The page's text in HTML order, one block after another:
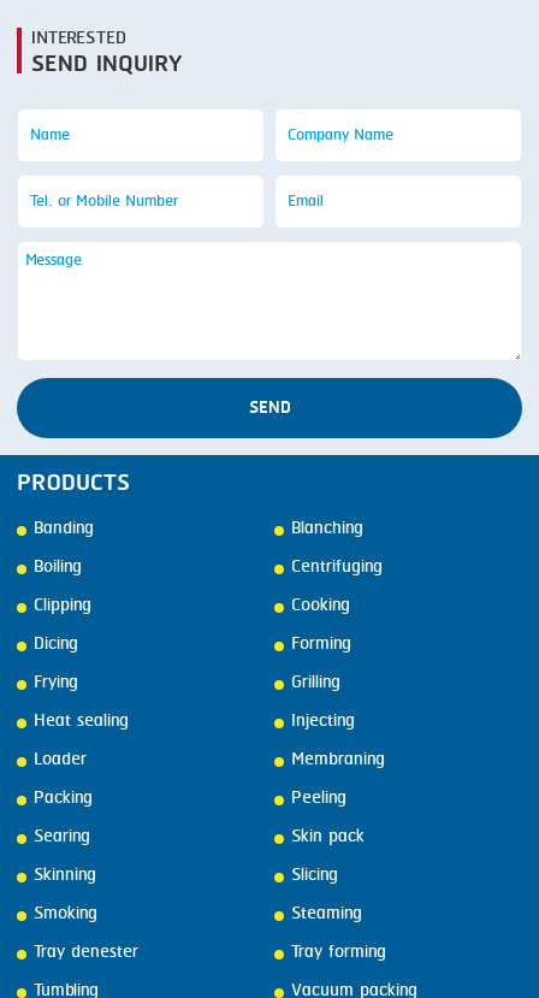
INTERESTED
SEND INQUIRY
SEND
PRODUCTS
Banding
Blanching
Boiling
Centrifuging
Clipping
Cooking
Dicing
Forming
Frying
Grilling
Heat sealing
Injecting
Loader
Membraning
Packing
Peeling
Searing
Skin pack
Skinning
Slicing
Smoking
Steaming
Tray denester
Tray forming
Tumbling
Vacuum packing